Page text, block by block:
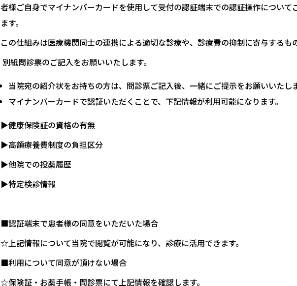
者様ご自身でマイナンバーカードを使用して受付の認証端末での認証操作について
ます。
この仕組みは医療機関同士の連携による適切な診療や、診療費の抑制に寄与するも
別紙問診票のご記入をお願いいたします。
当院宛の紹介状をお持ちの方は、問診票ご記入後、一緒にご提示をお願いいたし
マイナンバーカードで認証いただくことで、下記情報が利用可能になります。
▶健康保険証の資格の有無
▶高額療養費制度の負担区分
▶他院での投薬履歴
▶特定検診情報
■認証端末で患者様の同意をいただいた場合
☆上記情報について当院で閲覧が可能になり、診療に活用できます。
■利用について同意が頂けない場合
☆保険証・お薬手帳・問診票にて上記情報を確認します。